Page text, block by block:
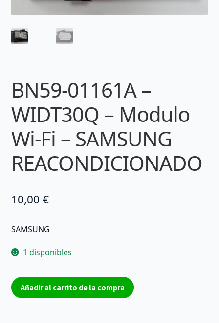
BN59-01161A –
WIDT30Q – Modulo
Wi-Fi – SAMSUNG
REACONDICIONADO
10,00 €
SAMSUNG
1 disponibles
BN59-
01161A
Añadir al carrito de la compra